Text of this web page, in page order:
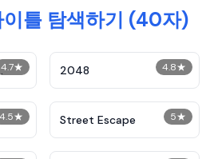
이틀 탐색하기 (40자)
4.7★ 4.8★
2048
4.5★ 5★
Street Escape